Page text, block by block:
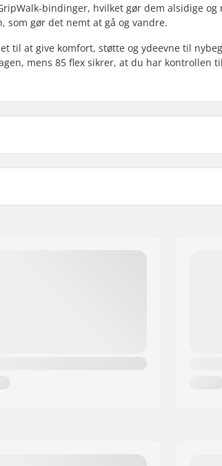
bindinger, hvilket gør dem alsidige
som gør det nemt at gå og vandre.
til at give komfort, støtte og ydeevne til
mens 85 flex sikrer, at du har kontrollen